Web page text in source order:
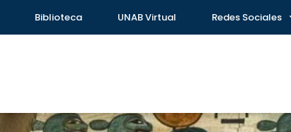
Biblioteca UNAB Virtual Redes Sociales